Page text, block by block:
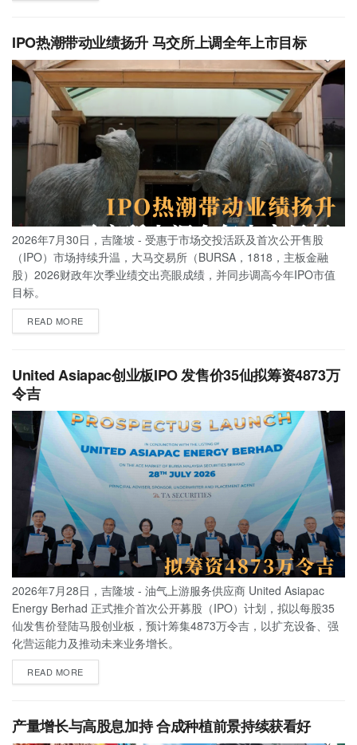
IPO热潮带动业绩扬升 马交所上调全年上市目标
2026年7月30日，吉隆坡 - 受惠于市场交投活跃及首次公开售股
（IPO）市场持续升温，大马交易所（BURSA，1818，主板金融
股）2026财政年次季业绩交出亮眼成绩，并同步调高今年IPO市值
目标。
READ MORE
United Asiapac创业板IPO 发售价35仙拟筹资4873万
令吉
2026年7月28日，吉隆坡 - 油气上游服务供应商 United Asiapac
Energy Berhad 正式推介首次公开募股（IPO）计划，拟以每股35
仙发售价登陆马股创业板，预计筹集4873万令吉，以扩充设备、强
化营运能力及推动未来业务增长。
READ MORE
产量增长与高股息加持 合成种植前景持续获看好